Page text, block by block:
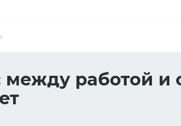
между работой и